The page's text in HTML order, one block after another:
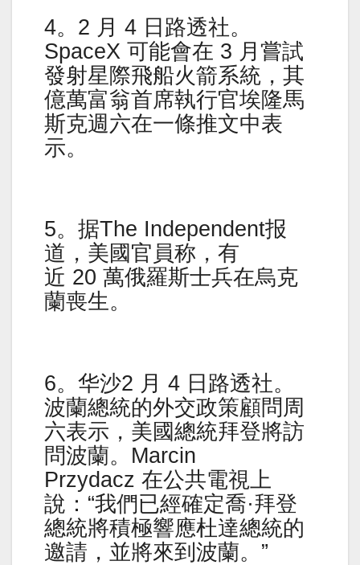
4。2 月 4 日路透社。
SpaceX 可能會在 3 月嘗試
發射星際飛船火箭系統，其
億萬富翁首席執行官埃隆馬
斯克週六在一條推文中表
示。
5。据The Independent报
道，美國官員称，有
近 20 萬俄羅斯士兵在烏克
蘭喪生。
6。华沙2 月 4 日路透社。
波蘭總統的外交政策顧問周
六表示，美國總統拜登將訪
問波蘭。Marcin
Przydacz 在公共電視上
說：“我們已經確定喬·拜登
總統將積極響應杜達總統的
邀請，並將來到波蘭。”